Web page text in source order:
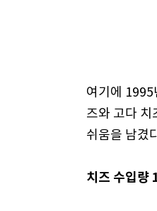
여기에 1995
즈와 고다 치
쉬움을 남겼
치즈 수입량